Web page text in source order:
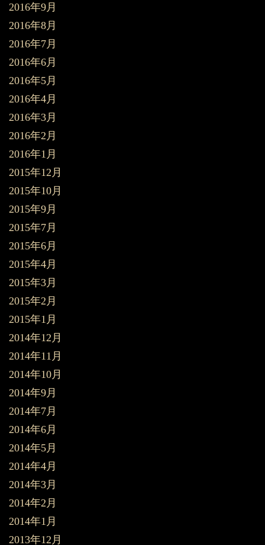
2016年9月
2016年8月
2016年7月
2016年6月
2016年5月
2016年4月
2016年3月
2016年2月
2016年1月
2015年12月
2015年10月
2015年9月
2015年7月
2015年6月
2015年4月
2015年3月
2015年2月
2015年1月
2014年12月
2014年11月
2014年10月
2014年9月
2014年7月
2014年6月
2014年5月
2014年4月
2014年3月
2014年2月
2014年1月
2013年12月